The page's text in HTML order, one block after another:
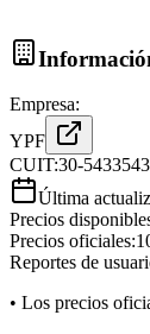
Empresa:
YPF
CUIT:30-
Última
Precios
Precios oficiales:
Reportes de
• Los precios